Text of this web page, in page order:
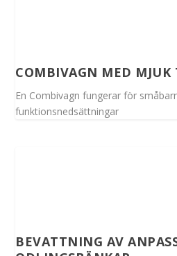
COMBIVAGN MED MJUK
En Combivagn fungerar för
funktionsnedsättningar
BEVATTNING AV